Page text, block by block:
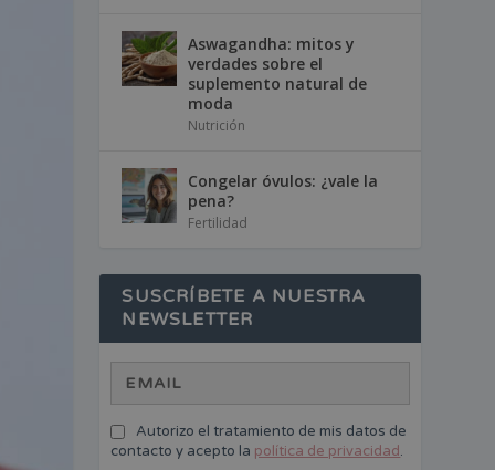
Aswagandha: mitos y
verdades sobre el
suplemento natural de
moda
Nutrición
Congelar óvulos: ¿vale la
pena?
Fertilidad
SUSCRÍBETE A NUESTRA
NEWSLETTER
Autorizo el tratamiento de mis datos de
contacto y acepto la política de privacidad.